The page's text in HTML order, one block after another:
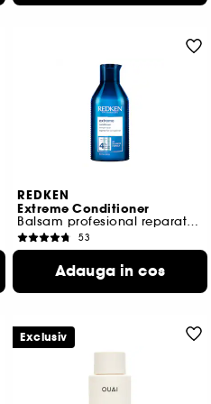
REDKEN
Extreme Conditioner
Balsam profesional reparator pentru par deteriorat
53
145,00 Lei
58,00 Lei /100ml
Adauga in cos
Exclusiv